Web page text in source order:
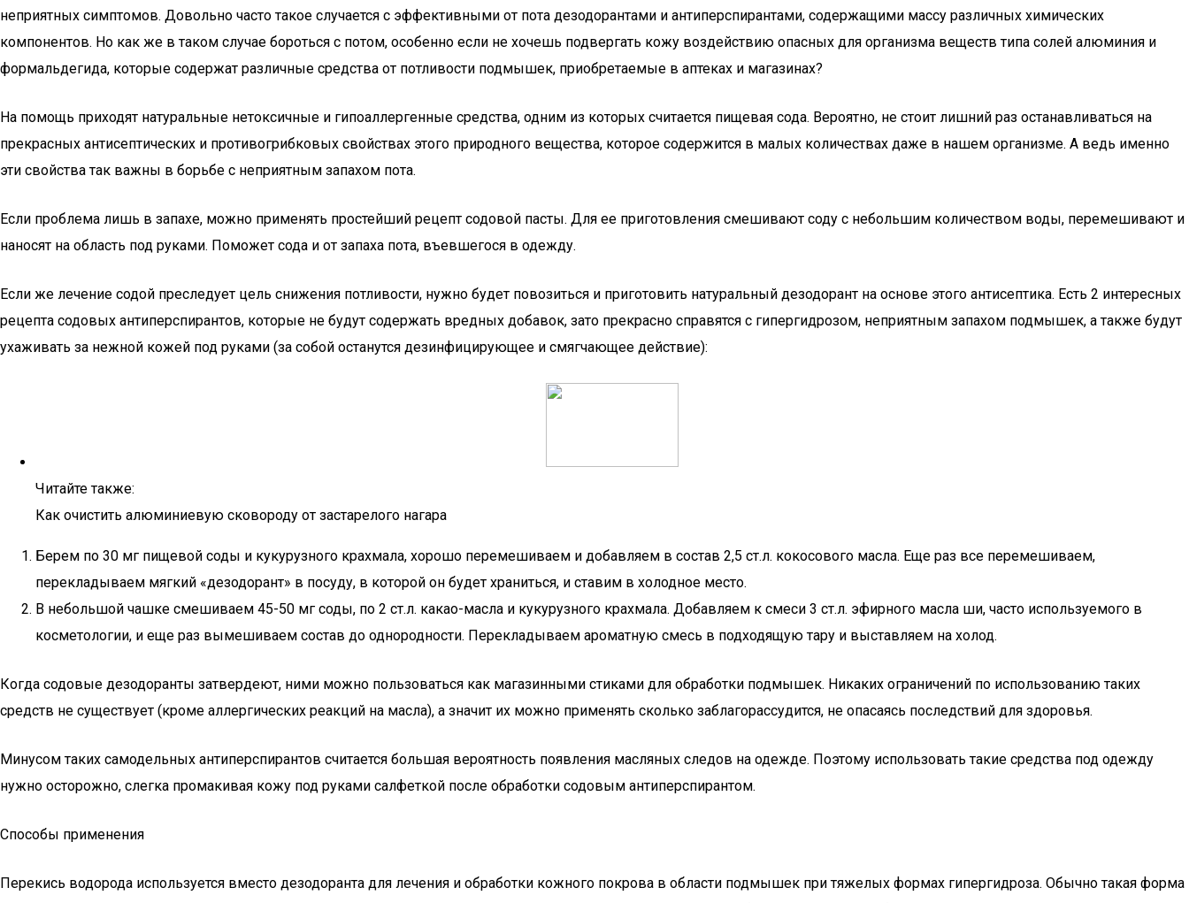
неприятных симптомов. Довольно часто такое случается с эффективными от пота дезодорантами и антиперспирантами, содержащими массу различных химических
компонентов. Но как же в таком случае бороться с потом, особенно если не хочешь подвергать кожу воздействию опасных для организма веществ типа солей алюминия и
формальдегида, которые содержат различные средства от потливости подмышек, приобретаемые в аптеках и магазинах?
На помощь приходят натуральные нетоксичные и гипоаллергенные средства, одним из которых считается пищевая сода. Вероятно, не стоит лишний раз останавливаться на
прекрасных антисептических и противогрибковых свойствах этого природного вещества, которое содержится в малых количествах даже в нашем организме. А ведь именно
эти свойства так важны в борьбе с неприятным запахом пота.
Если проблема лишь в запахе, можно применять простейший рецепт содовой пасты. Для ее приготовления смешивают соду с небольшим количеством воды, перемешивают и
наносят на область под руками. Поможет сода и от запаха пота, въевшегося в одежду.
Если же лечение содой преследует цель снижения потливости, нужно будет повозиться и приготовить натуральный дезодорант на основе этого антисептика. Есть 2 интересных
рецепта содовых антиперспирантов, которые не будут содержать вредных добавок, зато прекрасно справятся с гипергидрозом, неприятным запахом подмышек, а также будут
ухаживать за нежной кожей под руками (за собой останутся дезинфицирующее и смягчающее действие):
Читайте также:
Как очистить алюминиевую сковороду от застарелого нагара
Берем по 30 мг пищевой соды и кукурузного крахмала, хорошо перемешиваем и добавляем в состав 2,5 ст.л. кокосового масла. Еще раз все перемешиваем,
перекладываем мягкий «дезодорант» в посуду, в которой он будет храниться, и ставим в холодное место.
В небольшой чашке смешиваем 45-50 мг соды, по 2 ст.л. какао-масла и кукурузного крахмала. Добавляем к смеси 3 ст.л. эфирного масла ши, часто используемого в
косметологии, и еще раз вымешиваем состав до однородности. Перекладываем ароматную смесь в подходящую тару и выставляем на холод.
Когда содовые дезодоранты затвердеют, ними можно пользоваться как магазинными стиками для обработки подмышек. Никаких ограничений по использованию таких
средств не существует (кроме аллергических реакций на масла), а значит их можно применять сколько заблагорассудится, не опасаясь последствий для здоровья.
Минусом таких самодельных антиперспирантов считается большая вероятность появления масляных следов на одежде. Поэтому использовать такие средства под одежду
нужно осторожно, слегка промакивая кожу под руками салфеткой после обработки содовым антиперспирантом.
Способы применения
Перекись водорода используется вместо дезодоранта для лечения и обработки кожного покрова в области подмышек при тяжелых формах гипергидроза. Обычно такая форма